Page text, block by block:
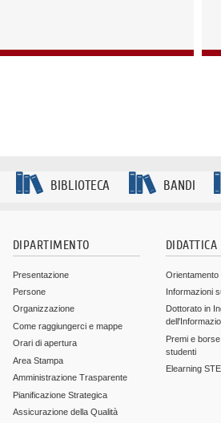
BIBLIOTECA BANDI
DIPARTIMENTO
Presentazione
Persone
Organizzazione
Come raggiungerci e mappe
Orari di apertura
Area Stampa
Amministrazione Trasparente
Pianificazione Strategica
Assicurazione della Qualità
DIDATTICA
Orientamento
Informazioni
Dottorato in
Premi e
studenti
Elearning